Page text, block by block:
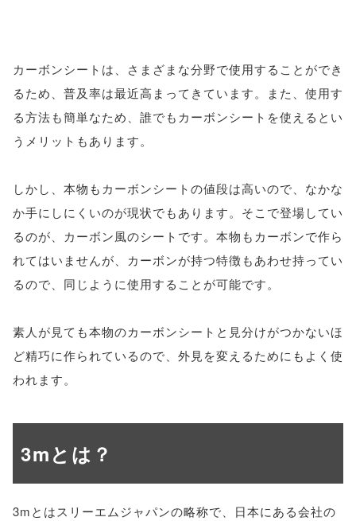
カーボンシートは、さまざまな分野で使用することができ
るため、普及率は最近高まってきています。また、使用す
る方法も簡単なため、誰でもカーボンシートを使えるとい
うメリットもあります。
しかし、本物もカーボンシートの値段は高いので、なかな
か手にしにくいのが現状でもあります。そこで登場してい
るのが、カーボン風のシートです。本物もカーボンで作ら
れてはいませんが、カーボンが持つ特徴もあわせ持ってい
るので、同じように使用することが可能です。
素人が見ても本物のカーボンシートと見分けがつかないほ
ど精巧に作られているので、外見を変えるためにもよく使
われます。
3mとは？
3mとはスリーエムジャパンの略称で、日本にある会社の